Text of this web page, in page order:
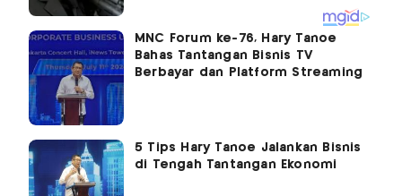
MNC Forum ke-76, Hary Tanoe
Bahas Tantangan Bisnis TV
Berbayar dan Platform Streaming
5 Tips Hary Tanoe Jalankan Bisnis
di Tengah Tantangan Ekonomi